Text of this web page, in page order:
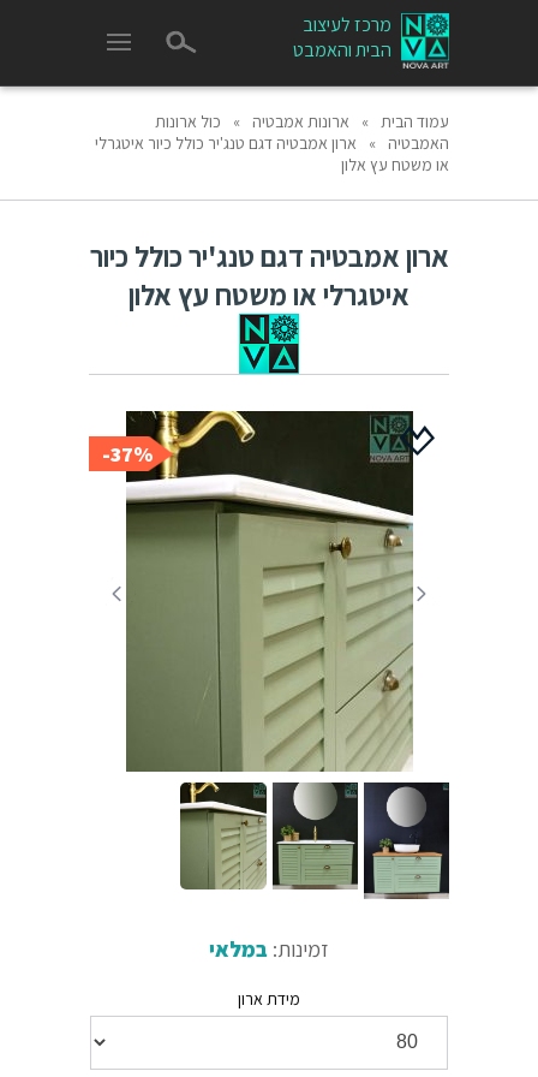
מרכז לעיצוב
הבית והאמבט
עמוד הבית » ארונות אמבטיה »
כול ארונות
האמבטיה
»
ארון אמבטיה דגם טנג'יר כולל כיור איטגרלי
או משטח עץ אלון
ארון אמבטיה דגם טנג'יר כולל כיור
איטגרלי או משטח עץ אלון
37%-
זמינות: במלאי
מידת ארון